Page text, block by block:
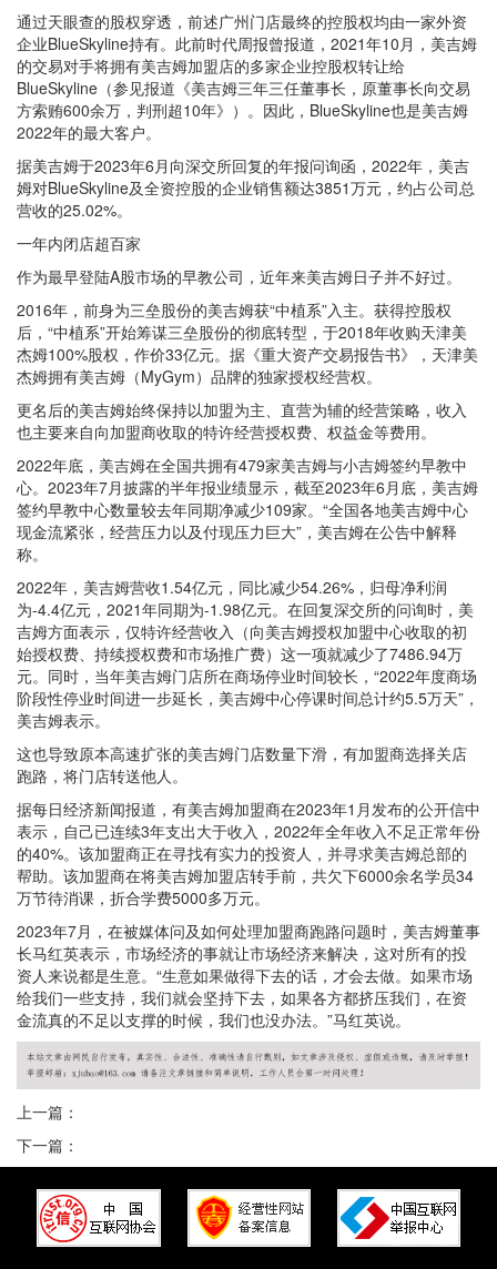
通过天眼查的股权穿透，前述广州门店最终的控股权均由一家外资
企业BlueSkyline持有。此前时代周报曾报道，2021年10月，美吉姆
的交易对手将拥有美吉姆加盟店的多家企业控股权转让给
BlueSkyline（参见报道《美吉姆三年三任董事长，原董事长向交易
方索贿600余万，判刑超10年》）。因此，BlueSkyline也是美吉姆
2022年的最大客户。
据美吉姆于2023年6月向深交所回复的年报问询函，2022年，美吉
姆对BlueSkyline及全资控股的企业销售额达3851万元，约占公司总
营收的25.02%。
一年内闭店超百家
作为最早登陆A股市场的早教公司，近年来美吉姆日子并不好过。
2016年，前身为三垒股份的美吉姆获“中植系”入主。获得控股权
后，“中植系”开始筹谋三垒股份的彻底转型，于2018年收购天津美
杰姆100%股权，作价33亿元。据《重大资产交易报告书》，天津美
杰姆拥有美吉姆（MyGym）品牌的独家授权经营权。
更名后的美吉姆始终保持以加盟为主、直营为辅的经营策略，收入
也主要来自向加盟商收取的特许经营授权费、权益金等费用。
2022年底，美吉姆在全国共拥有479家美吉姆与小吉姆签约早教中
心。2023年7月披露的半年报业绩显示，截至2023年6月底，美吉姆
签约早教中心数量较去年同期净减少109家。“全国各地美吉姆中心
现金流紧张，经营压力以及付现压力巨大”，美吉姆在公告中解释
称。
2022年，美吉姆营收1.54亿元，同比减少54.26%，归母净利润
为-4.4亿元，2021年同期为-1.98亿元。在回复深交所的问询时，美
吉姆方面表示，仅特许经营收入（向美吉姆授权加盟中心收取的初
始授权费、持续授权费和市场推广费）这一项就减少了7486.94万
元。同时，当年美吉姆门店所在商场停业时间较长，“2022年度商场
阶段性停业时间进一步延长，美吉姆中心停课时间总计约5.5万天”，
美吉姆表示。
这也导致原本高速扩张的美吉姆门店数量下滑，有加盟商选择关店
跑路，将门店转送他人。
据每日经济新闻报道，有美吉姆加盟商在2023年1月发布的公开信中
表示，自己已连续3年支出大于收入，2022年全年收入不足正常年份
的40%。该加盟商正在寻找有实力的投资人，并寻求美吉姆总部的
帮助。该加盟商在将美吉姆加盟店转手前，共欠下6000余名学员34
万节待消课，折合学费5000多万元。
2023年7月，在被媒体问及如何处理加盟商跑路问题时，美吉姆董事
长马红英表示，市场经济的事就让市场经济来解决，这对所有的投
资人来说都是生意。“生意如果做得下去的话，才会去做。如果市场
给我们一些支持，我们就会坚持下去，如果各方都挤压我们，在资
金流真的不足以支撑的时候，我们也没办法。”马红英说。
上一篇：
下一篇：